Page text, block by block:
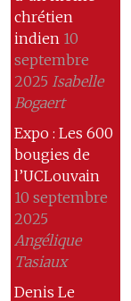
chrétien
indien 10
septembre
2025 Isabelle
Bogaert
Expo : Les 600
bougies de
l’UCLouvain
10 septembre
2025
Angélique
Tasiaux
Denis Le